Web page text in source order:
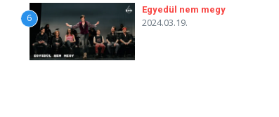
6
Egyedül nem megy
2024.03.19.